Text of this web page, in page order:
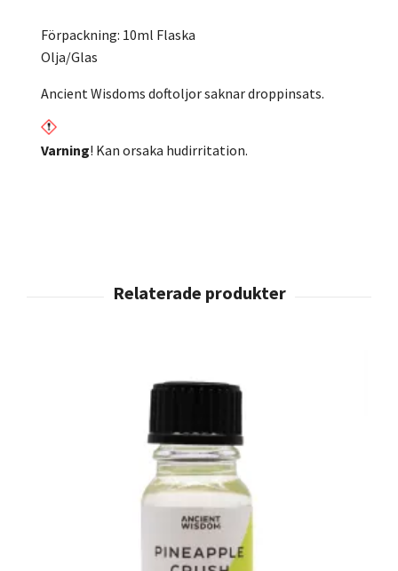
Förpackning: 10ml Flaska
Olja/Glas
Ancient Wisdoms doftoljor saknar droppinsats.
Varning! Kan orsaka hudirritation.